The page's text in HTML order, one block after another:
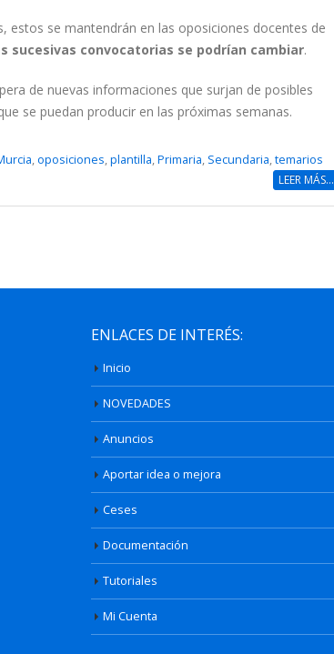
estos se mantendrán en las oposiciones docentes de
sucesivas convocatorias se podrían cambiar.
de nuevas informaciones que surjan de posibles
se puedan producir en las próximas semanas.
,oposiciones,plantilla,Primaria, Secundaria,temarios
LEER MÁS...
ENLACES DE INTERÉS:
Inicio
NOVEDADES
Anuncios
Aportar idea o mejora
Ceses
Documentación
Tutoriales
Mi Cuenta